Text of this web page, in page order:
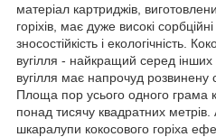
матеріал картриджів,
горіхів, має дуже високі
зносостійкість і екологічність.
вугілля - найкращий серед
вугілля має напрочуд
Площа пор усього одного грама
понад тисячу квадратних метрів.
шкаралупи кокосового горіха